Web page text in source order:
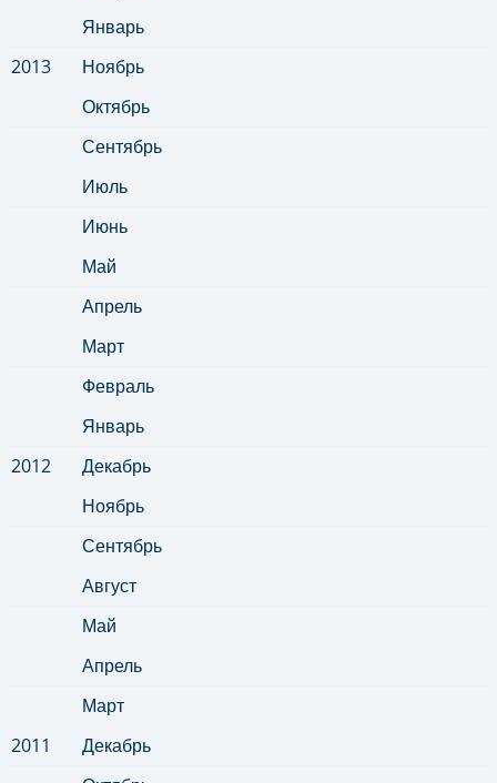
Январь
2013
Ноябрь
Октябрь
Сентябрь
Июль
Июнь
Май
Апрель
Март
Февраль
Январь
2012
Декабрь
Ноябрь
Сентябрь
Август
Май
Апрель
Март
2011
Декабрь